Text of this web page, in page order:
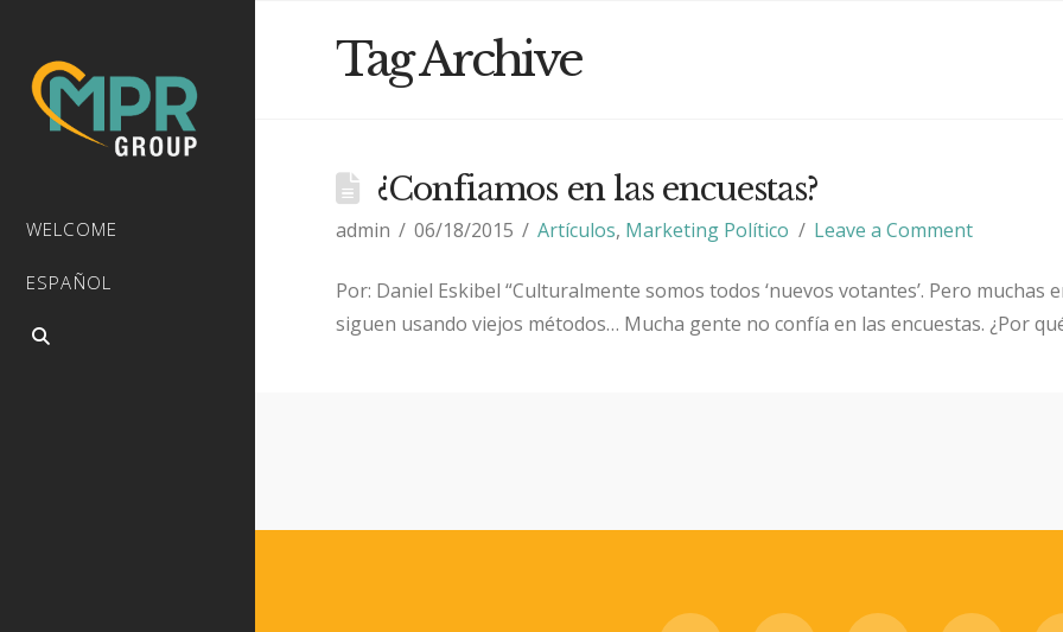
WELCOME
ESPAÑOL
Tag Archive
¿Confiamos en las encuestas?
admin 06/18/2015 Artículos, Marketing Político Leave a Comment
Por: Daniel Eskibel “Culturalmente somos todos ‘nuevos votantes’. Pero muchas
siguen usando viejos métodos… Mucha gente no confía en las encuestas. ¿Por